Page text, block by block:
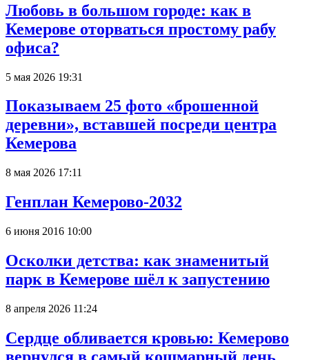
Любовь в большом городе: как в
Кемерове оторваться простому рабу
офиса?
5 мая 2026 19:31
Показываем 25 фото «брошенной
деревни», вставшей посреди центра
Кемерова
8 мая 2026 17:11
Генплан Кемерово-2032
6 июня 2016 10:00
Осколки детства: как знаменитый
парк в Кемерове шёл к запустению
8 апреля 2026 11:24
Сердце обливается кровью: Кемерово